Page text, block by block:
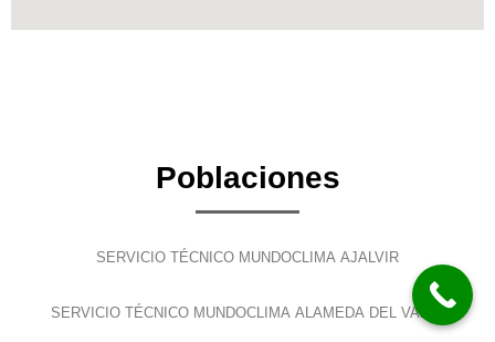
Poblaciones
SERVICIO TÉCNICO MUNDOCLIMA AJALVIR
SERVICIO TÉCNICO MUNDOCLIMA ALAMEDA DEL VALLE